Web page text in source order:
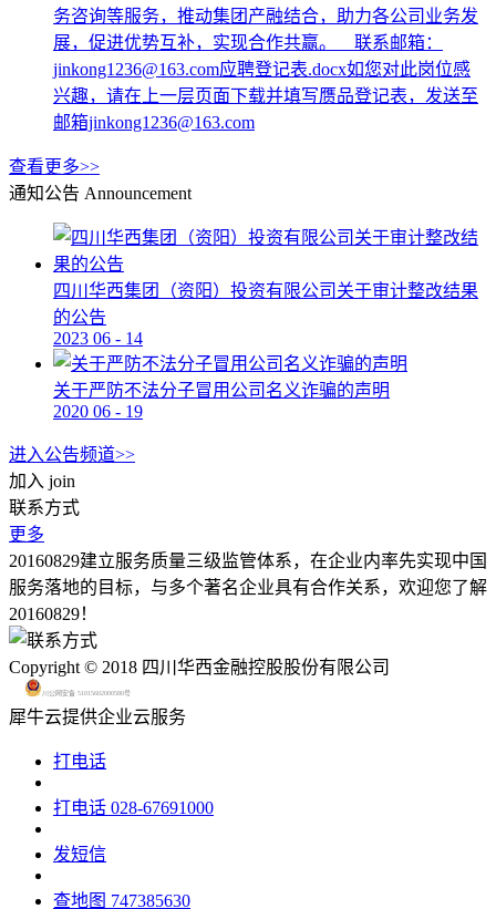
务咨询等服务，推动集团产融结合，助力各公司业务发
展，促进优势互补，实现合作共赢。 联系邮箱：
jinkong1236@163.com应聘登记表.docx如您对此岗位感
兴趣，请在上一层页面下载并填写赝品登记表，发送至
邮箱jinkong1236@163.com
查看更多>>
通知公告 Announcement
四川华西集团（资阳）投资有限公司关于审计整改结果
的公告
2023 06 - 14
关于严防不法分子冒用公司名义诈骗的声明
2020 06 - 19
进入公告频道>>
加入 join
联系方式
更多
20160829建立服务质量三级监管体系，在企业内率先实现中国
服务落地的目标，与多个著名企业具有合作关系，欢迎您了解
20160829！
Copyright © 2018 四川华西金融控股股份有限公司
川公网安备 51015602000580号
犀牛云提供企业云服务
打电话
打电话 028-67691000
发短信
查地图 747385630